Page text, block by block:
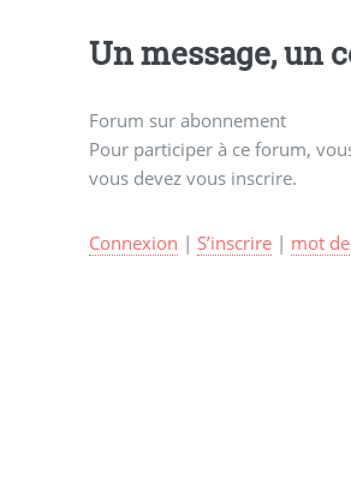
Un message, un
Forum sur abonnement
Pour participer à ce forum,
vous devez vous inscrire.
Connexion | S’inscrire| mot